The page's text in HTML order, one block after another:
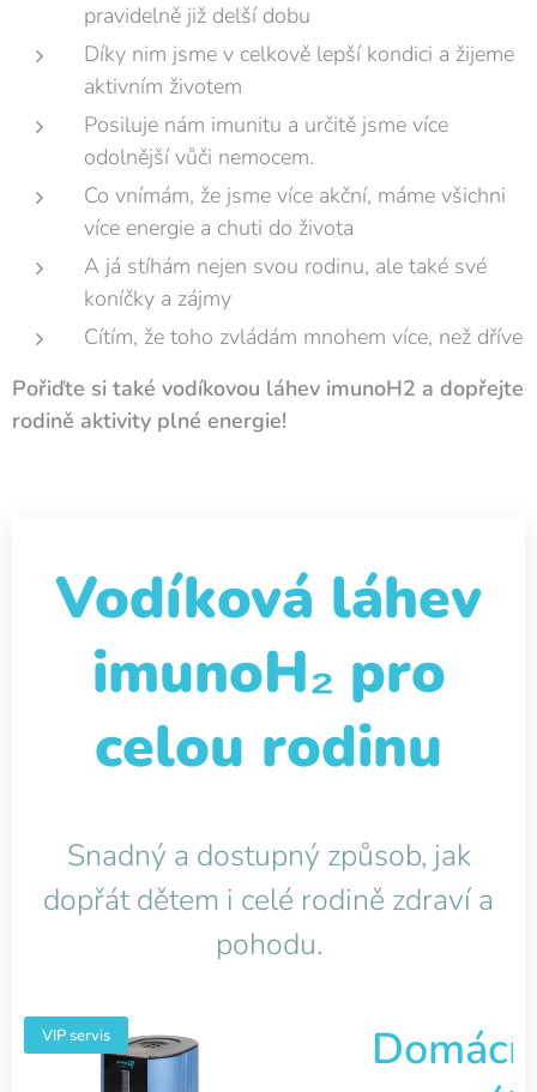
pravidelně již delší dobu
Díky nim jsme v celkově lepší kondici a žijeme
aktivním životem
Posiluje nám imunitu a určitě jsme více
odolnější vůči nemocem.
Co vnímám, že jsme více akční, máme všichni
více energie a chuti do života
A já stíhám nejen svou rodinu, ale také své
koníčky a zájmy
Cítím, že toho zvládám mnohem více, než dříve
Pořiďte si také vodíkovou láhev imunoH2 a dopřejte
rodině aktivity plné energie!
Vodíková láhev
imunoH₂ pro
celou rodinu
Snadný a dostupný způsob, jak
dopřát dětem i celé rodině zdraví a
pohodu.
VIP servis
Domácí